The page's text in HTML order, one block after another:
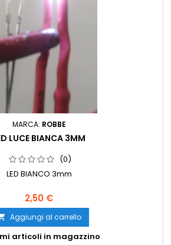
MARCA: ROBBE
LUCE BIANCA 3MM
(0)
LED BIANCO 3mm
2,50 €
Aggiungi al carrello
articoli in magazzino